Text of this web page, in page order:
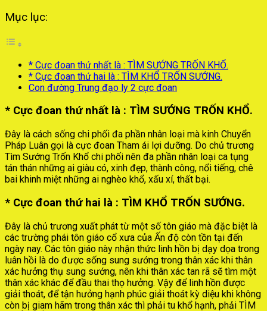
Mục lục:
* Cực đoan thứ nhất là : TÌM SƯỚNG TRỐN KHỔ.
* Cực đoan thứ hai là : TÌM KHỔ TRỐN SƯỚNG.
Con đường Trung đạo ly 2 cực đoan
* Cực đoan thứ nhất là : TÌM SƯỚNG TRỐN KHỔ.
Đây là cách sống chi phối đa phần nhân loại mà kinh Chuyển
Pháp Luân gọi là cực đoan Tham ái lợi dưỡng. Do chủ trương
Tìm Sướng Trốn Khổ chi phối nên đa phần nhân loại ca tụng
tán thán những ai giàu có, xinh đẹp, thành công, nổi tiếng, chê
bai khinh miệt những ai nghèo khổ, xấu xí, thất bại.
* Cực đoan thứ hai là : TÌM KHỔ TRỐN SƯỚNG.
Đây là chủ trương xuất phát từ một số tôn giáo mà đặc biệt là
các trường phái tôn giáo cổ xưa của Ấn độ còn tồn tại đến
ngày nay. Các tôn giáo này nhận thức linh hồn bị dạy dọa trong
luân hồi là do được sống sung sướng trong thân xác khi thân
xác hưởng thụ sung sướng, nên khi thân xác tan rã sẽ tìm một
thân xác khác để đầu thai thọ hưởng. Vậy để linh hồn được
giải thoát, để tận hưởng hạnh phúc giải thoát kỳ diệu khi không
còn bị giam hãm trong thân xác thì phải tu khổ hạnh, phải TÌM